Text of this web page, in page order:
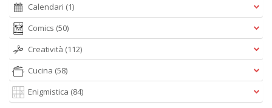
Calendari (1)
Comics (50)
Creatività (112)
Cucina (58)
Enigmistica (84)